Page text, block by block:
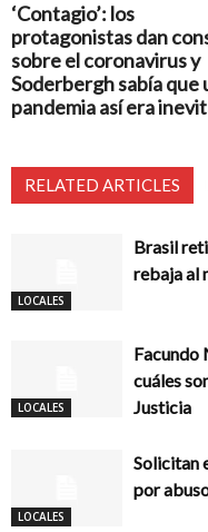
‘Contagio’: los
protagonistas dan
sobre el coronavirus y
Soderbergh sabía que
pandemia así era
RELATED ARTICLES
LOCALES
Brasil
rebaja al
LOCALES
Facundo
cuáles
Justicia
LOCALES
Solicitan
por